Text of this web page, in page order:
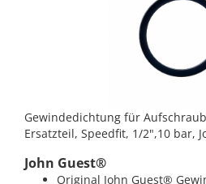
Gewindedichtung für
Ersatzteil, Speedfit, 1/2",10 bar,
John Guest®
Original John Guest®